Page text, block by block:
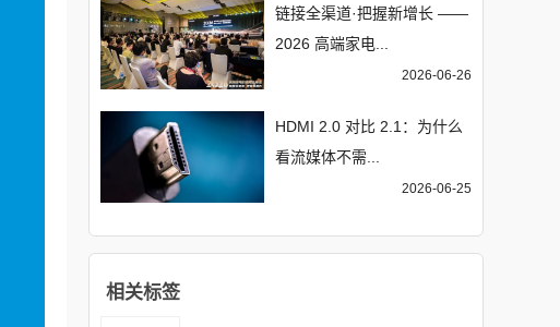
链接全渠道·把握新增长 ——
2026 高端家电...
2026-06-26
HDMI 2.0 对比 2.1：为什么
看流媒体不需...
2026-06-25
相关标签